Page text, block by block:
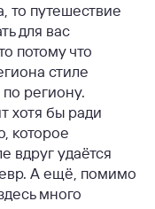
то путешествие
для вас
потому что
стиле
региону.
хотя бы ради
которое
вдруг удаётся
А ещё, помимо
много